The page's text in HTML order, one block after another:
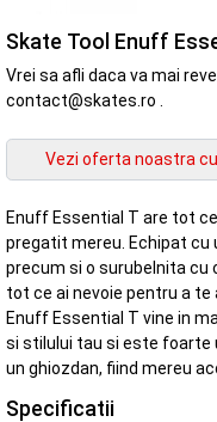
Skate Tool Enuff
Vrei sa afli daca va mai
contact@skates.ro .
Enuff Essential T are tot
pregatit mereu. Echipat cu
precum si o surubelnita cu
tot ce ai nevoie pentru a
Enuff Essential T vine in
si stilului tau si este foarte
un ghiozdan, fiind mereu
Specificatii